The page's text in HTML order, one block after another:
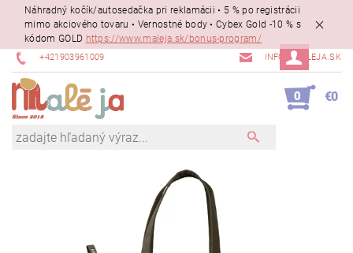
Náhradný kočík/autosedačka pri reklamácii • 5 % po registrácii
mimo akciového tovaru • Vernostné body • Cybex Gold -10 % s
kódom GOLD https://www.maleja.sk/bonus-program/
+421903961009 INFO@MALEJA.SK
0 €0